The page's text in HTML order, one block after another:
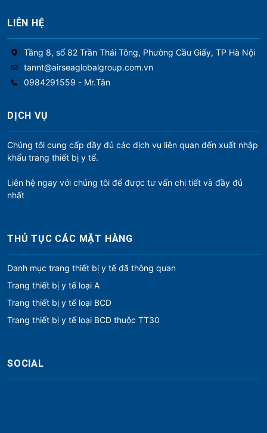
LIÊN HỆ
Tầng 8, số 82 Trần Thái Tông, Phường Cầu Giấy, TP Hà Nội
tannt@airseaglobalgroup.com.vn
0984291559 - Mr.Tân
DỊCH VỤ
Chúng tôi cung cấp đầy đủ các dịch vụ liên quan đến xuất nhập
khẩu trang thiết bị y tế.
Liên hệ ngay với chúng tôi để được tư vấn chi tiết và đầy đủ
nhất
THỦ TỤC CÁC MẶT HÀNG
Danh mục trang thiết bị y tế đã thông quan
Trang thiết bị y tế loại A
Trang thiết bị y tế loại BCD
Trang thiết bị y tế loại BCD thuộc TT30
SOCIAL